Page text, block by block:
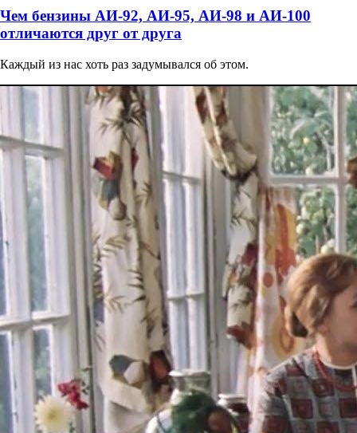
Чем бензины АИ-92, АИ-95, АИ-98 и АИ-100
отличаются друг от друга
Каждый из нас хоть раз задумывался об этом.